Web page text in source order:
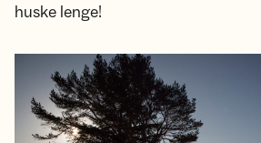
huske lenge!